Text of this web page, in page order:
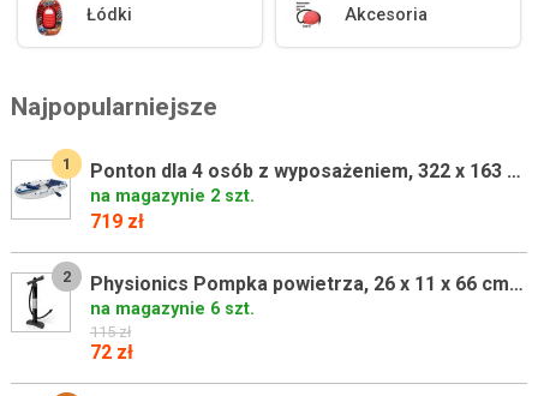
Łódki Akcesoria
Najpopularniejsze
1 Ponton dla 4 osób z wyposażeniem, 322 x 163 x 44 cm
na magazynie 2 szt.
719 zł
2 Physionics Pompka powietrza, 26 x 11 x 66 cm, 1,8 L, czarna
na magazynie 6 szt.
115 zł
72 zł